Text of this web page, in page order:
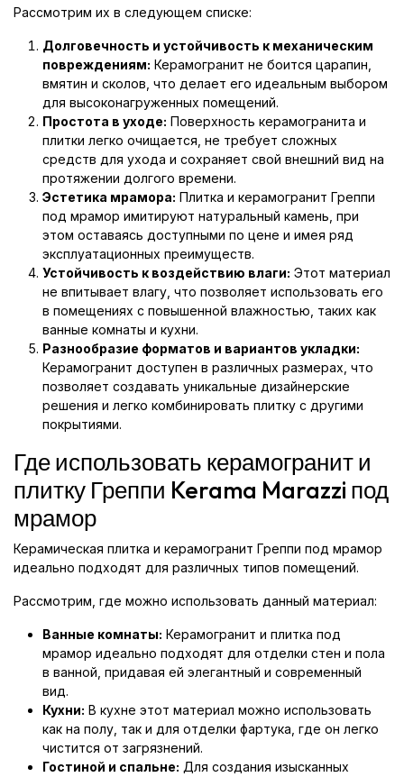
Рассмотрим их в следующем списке:
Долговечность и устойчивость к механическим
повреждениям: Керамогранит не боится царапин,
вмятин и сколов, что делает его идеальным выбором
для высоконагруженных помещений.
Простота в уходе: Поверхность керамогранита и
плитки легко очищается, не требует сложных
средств для ухода и сохраняет свой внешний вид на
протяжении долгого времени.
Эстетика мрамора: Плитка и керамогранит Греппи
под мрамор имитируют натуральный камень, при
этом оставаясь доступными по цене и имея ряд
эксплуатационных преимуществ.
Устойчивость к воздействию влаги: Этот материал
не впитывает влагу, что позволяет использовать его
в помещениях с повышенной влажностью, таких как
ванные комнаты и кухни.
Разнообразие форматов и вариантов укладки:
Керамогранит доступен в различных размерах, что
позволяет создавать уникальные дизайнерские
решения и легко комбинировать плитку с другими
покрытиями.
Где использовать керамогранит и
плитку Греппи Kerama Marazzi под
мрамор
Керамическая плитка и керамогранит Греппи под мрамор
идеально подходят для различных типов помещений.
Рассмотрим, где можно использовать данный материал:
Ванные комнаты: Керамогранит и плитка под
мрамор идеально подходят для отделки стен и пола
в ванной, придавая ей элегантный и современный
вид.
Кухни: В кухне этот материал можно использовать
как на полу, так и для отделки фартука, где он легко
чистится от загрязнений.
Гостиной и спальне: Для создания изысканных